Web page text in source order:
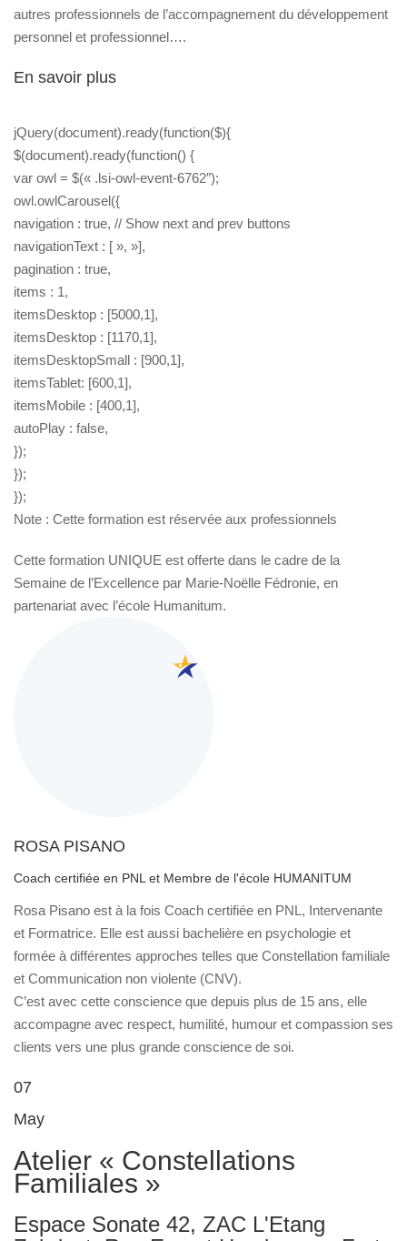
autres professionnels de l’accompagnement du développement
personnel et professionnel….
En savoir plus
jQuery(document).ready(function($){
$(document).ready(function() {
var owl = $(« .lsi-owl-event-6762″);
owl.owlCarousel({
navigation : true, // Show next and prev buttons
navigationText : [ », »],
pagination : true,
items : 1,
itemsDesktop : [5000,1],
itemsDesktop : [1170,1],
itemsDesktopSmall : [900,1],
itemsTablet: [600,1],
itemsMobile : [400,1],
autoPlay : false,
});
});
});
Note : Cette formation est réservée aux professionnels
Cette formation UNIQUE est offerte dans le cadre de la
Semaine de l’Excellence par Marie-Noëlle Fédronie, en
partenariat avec l’école Humanitum.
ROSA PISANO
Coach certifiée en PNL et Membre de l'école HUMANITUM
Rosa Pisano est à la fois Coach certifiée en PNL, Intervenante
et Formatrice. Elle est aussi bachelière en psychologie et
formée à différentes approches telles que Constellation familiale
et Communication non violente (CNV).
C’est avec cette conscience que depuis plus de 15 ans, elle
accompagne avec respect, humilité, humour et compassion ses
clients vers une plus grande conscience de soi.
07
May
Atelier « Constellations
Familiales »
Espace Sonate 42, ZAC L'Etang